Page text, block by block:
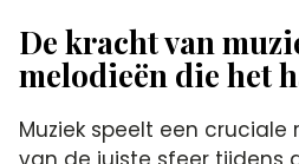
De kracht van
melodieën die het
Muziek speelt een cruciale